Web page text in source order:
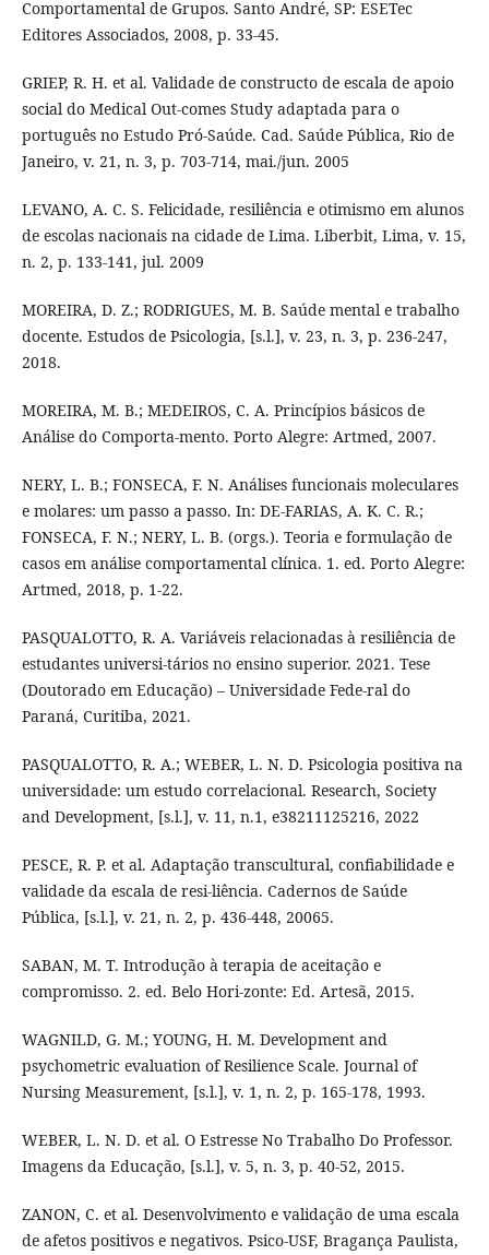
Comportamental de Grupos. Santo André, SP: ESETec
Editores Associados, 2008, p. 33-45.
GRIEP, R. H. et al. Validade de constructo de escala de apoio
social do Medical Out-comes Study adaptada para o
português no Estudo Pró-Saúde. Cad. Saúde Pública, Rio de
Janeiro, v. 21, n. 3, p. 703-714, mai./jun. 2005
LEVANO, A. C. S. Felicidade, resiliência e otimismo em alunos
de escolas nacionais na cidade de Lima. Liberbit, Lima, v. 15,
n. 2, p. 133-141, jul. 2009
MOREIRA, D. Z.; RODRIGUES, M. B. Saúde mental e trabalho
docente. Estudos de Psicologia, [s.l.], v. 23, n. 3, p. 236-247,
2018.
MOREIRA, M. B.; MEDEIROS, C. A. Princípios básicos de
Análise do Comporta-mento. Porto Alegre: Artmed, 2007.
NERY, L. B.; FONSECA, F. N. Análises funcionais moleculares
e molares: um passo a passo. In: DE-FARIAS, A. K. C. R.;
FONSECA, F. N.; NERY, L. B. (orgs.). Teoria e formulação de
casos em análise comportamental clínica. 1. ed. Porto Alegre:
Artmed, 2018, p. 1-22.
PASQUALOTTO, R. A. Variáveis relacionadas à resiliência de
estudantes universi-tários no ensino superior. 2021. Tese
(Doutorado em Educação) – Universidade Fede-ral do
Paraná, Curitiba, 2021.
PASQUALOTTO, R. A.; WEBER, L. N. D. Psicologia positiva na
universidade: um estudo correlacional. Research, Society
and Development, [s.l.], v. 11, n.1, e38211125216, 2022
PESCE, R. P. et al. Adaptação transcultural, confiabilidade e
validade da escala de resi-liência. Cadernos de Saúde
Pública, [s.l.], v. 21, n. 2, p. 436-448, 20065.
SABAN, M. T. Introdução à terapia de aceitação e
compromisso. 2. ed. Belo Hori-zonte: Ed. Artesã, 2015.
WAGNILD, G. M.; YOUNG, H. M. Development and
psychometric evaluation of Resilience Scale. Journal of
Nursing Measurement, [s.l.], v. 1, n. 2, p. 165-178, 1993.
WEBER, L. N. D. et al. O Estresse No Trabalho Do Professor.
Imagens da Educação, [s.l.], v. 5, n. 3, p. 40-52, 2015.
ZANON, C. et al. Desenvolvimento e validação de uma escala
de afetos positivos e negativos. Psico-USF, Bragança Paulista,